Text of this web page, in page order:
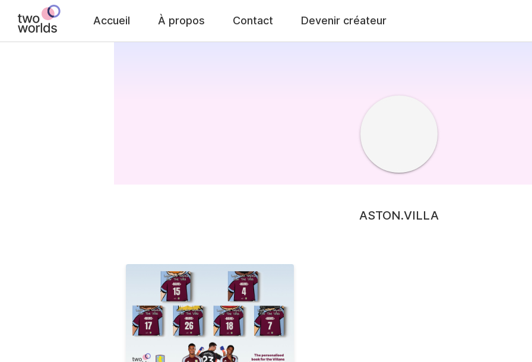
Accueil À propos Contact Devenir créateur
ASTON.VILLA